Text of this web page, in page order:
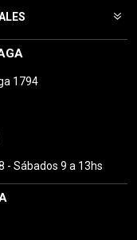
1794
- Sábados 9 a 13hs